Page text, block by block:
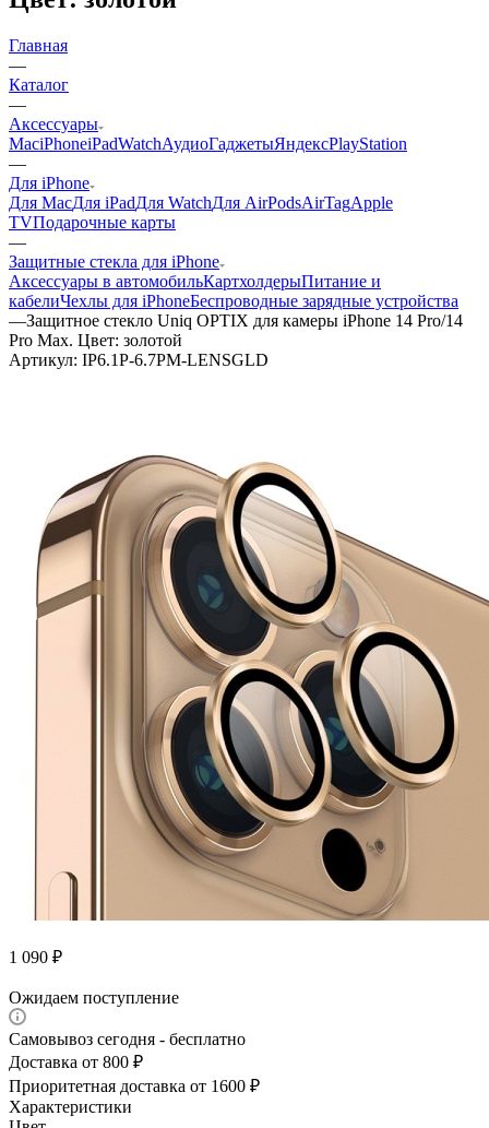
Главная
—
Каталог
—
Аксессуары
MaciPhoneiPadWatchАудиоГаджетыЯндексPlayStation
—
Для iPhone
Для MacДля iPadДля WatchДля AirPodsAirTagApple
TVПодарочные карты
—
Защитные стекла для iPhone
Аксессуары в автомобильКартхолдерыПитание и
кабелиЧехлы для iPhoneБеспроводные зарядные устройства
—Защитное стекло Uniq OPTIX для камеры iPhone 14 Pro/14
Pro Max. Цвет: золотой
Артикул: IP6.1P-6.7PM-LENSGLD
1 090 ₽
Ожидаем поступление
Самовывоз сегодня - бесплатно
Доставка от 800 ₽
Приоритетная доставка от 1600 ₽
Характеристики